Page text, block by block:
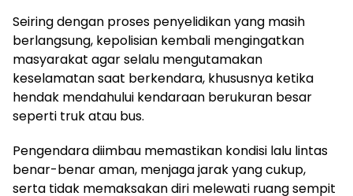
Seiring dengan proses penyelidikan yang masih
berlangsung, kepolisian kembali mengingatkan
masyarakat agar selalu mengutamakan
keselamatan saat berkendara, khususnya ketika
hendak mendahului kendaraan berukuran besar
seperti truk atau bus.
Pengendara diimbau memastikan kondisi lalu lintas
benar-benar aman, menjaga jarak yang cukup,
serta tidak memaksakan diri melewati ruang sempit